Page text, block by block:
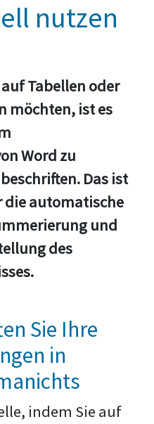
nutzen
Tabellen oder
möchten, ist es
Word zu
Das ist
die automatische
und
des
Sie Ihre
in
indem Sie auf